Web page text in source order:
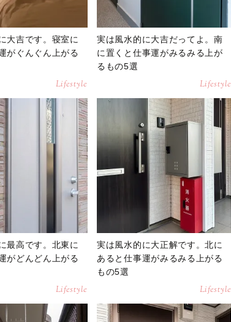
大吉です。寝室に
がぐんぐん上がる
Lifestyle
実は風水的に大吉だってよ。南
に置くと仕事運がみるみる上が
るもの5選
Lifestyle
最高です。北東に
がどんどん上がる
Lifestyle
実は風水的に大正解です。北に
あると仕事運がみるみる上がる
もの5選
Lifestyle